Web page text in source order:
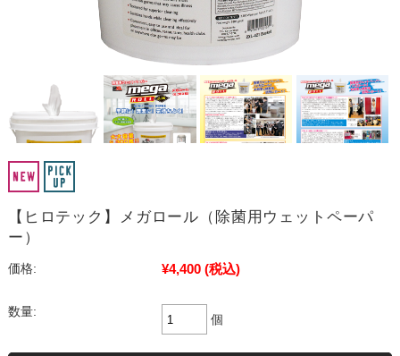
【ヒロテック】メガロール（除菌用ウェットペーパ
ー）
価格: ¥4,400 (税込)
数量:
個